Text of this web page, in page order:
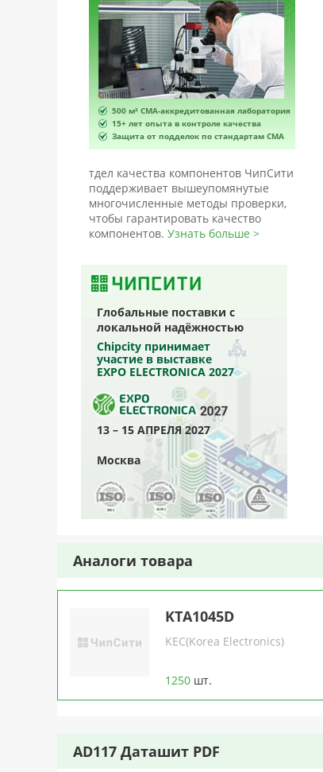
500 м² CMA-аккредитованная лаборатория
15+ лет опыта в контроле качества
Защита от подделок по стандартам CMA
тдел качества компонентов ЧипСити
поддерживает вышеупомянутые
многочисленные методы проверки,
чтобы гарантировать качество
компонентов. Узнать больше >
Глобальные поставки с
локальной надёжностью
Chipcity принимает
участие в выставке
EXPO ELECTRONICA 2027
13 – 15 АПРЕЛЯ 2027
Москва
Аналоги товара
KTA1045D
KEC(Korea Electronics)
1250 шт.
AD117 Даташит PDF